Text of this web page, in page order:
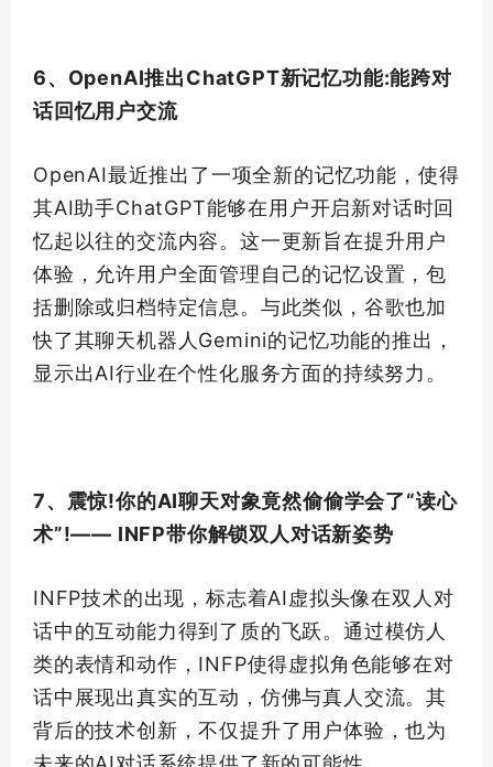
6、OpenAI推出ChatGPT新记忆功能:能跨对
话回忆用户交流
OpenAI最近推出了一项全新的记忆功能，使得
其AI助手ChatGPT能够在用户开启新对话时回
忆起以往的交流内容。这一更新旨在提升用户
体验，允许用户全面管理自己的记忆设置，包
括删除或归档特定信息。与此类似，谷歌也加
快了其聊天机器人Gemini的记忆功能的推出，
显示出AI行业在个性化服务方面的持续努力。
7、震惊!你的AI聊天对象竟然偷偷学会了“读心
术”!—— INFP带你解锁双人对话新姿势
INFP技术的出现，标志着AI虚拟头像在双人对
话中的互动能力得到了质的飞跃。通过模仿人
类的表情和动作，INFP使得虚拟角色能够在对
话中展现出真实的互动，仿佛与真人交流。其
背后的技术创新，不仅提升了用户体验，也为